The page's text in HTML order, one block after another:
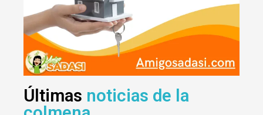
Últimas noticias de la